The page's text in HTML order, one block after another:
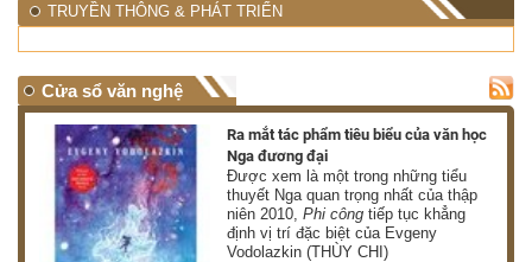
TRUYỀN THÔNG & PHÁT TRIỂN
Cửa sổ văn nghệ
Ra mắt tác phẩm tiêu biểu của văn học
Nga đương đại
Được xem là một trong những tiểu
thuyết Nga quan trọng nhất của thập
niên 2010,Phi công tiếp tục khẳng
định vị trí đặc biệt của Evgeny
Vodolazkin (THÙY CHI)